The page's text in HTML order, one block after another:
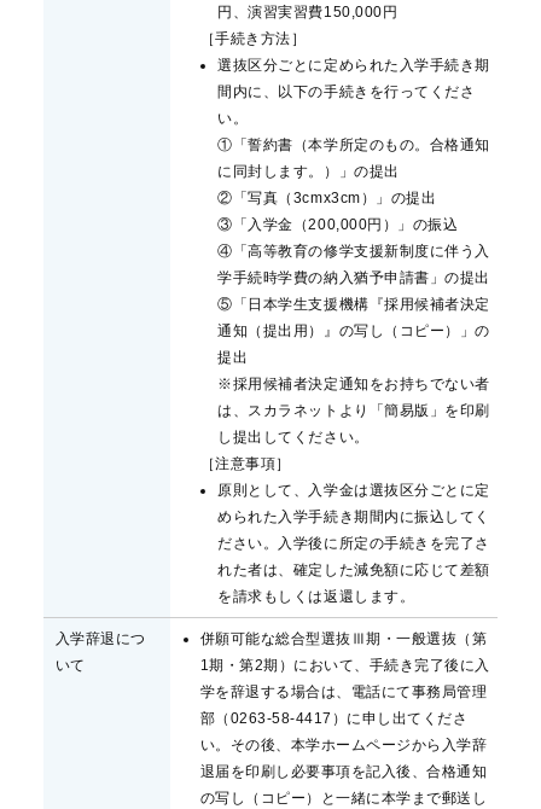
円、演習実習費150,000円
［手続き方法］
選抜区分ごとに定められた入学手続き期
間内に、以下の手続きを行ってくださ
い。
①「誓約書（本学所定のもの。合格通知
に同封します。）」の提出
②「写真（3cmx3cm）」の提出
③「入学金（200,000円）」の振込
④「高等教育の修学支援新制度に伴う入
学手続時学費の納入猶予申請書」の提出
⑤「日本学生支援機構『採用候補者決定
通知（提出用）』の写し（コピー）」の
提出
※採用候補者決定通知をお持ちでない者
は、スカラネットより「簡易版」を印刷
し提出してください。
［注意事項］
原則として、入学金は選抜区分ごとに定
められた入学手続き期間内に振込してく
ださい。入学後に所定の手続きを完了さ
れた者は、確定した減免額に応じて差額
を請求もしくは返還します。
入学辞退につ
いて
併願可能な総合型選抜Ⅲ期・一般選抜（第
1期・第2期）において、手続き完了後に入
学を辞退する場合は、電話にて事務局管理
部（0263-58-4417）に申し出てくださ
い。その後、本学ホームページから入学辞
退届を印刷し必要事項を記入後、合格通知
の写し（コピー）と一緒に本学まで郵送し